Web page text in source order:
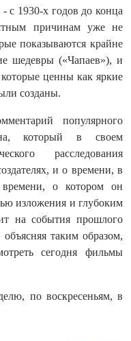
с 1930-х годов до конца
причинам уже не
показываются крайне
шедевры («Чапаев»), и
ценны как яркие
созданы.
популярного
который в своем
расследования
и о времени, в
о котором он
изложения и глубоким
на события прошлого
таким образом,
сегодня фильмы
по воскресеньям, в